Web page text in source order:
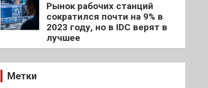
Рынок рабочих станций
сократился почти на 9% в
2023 году, но в IDC верят в
лучшее
Метки